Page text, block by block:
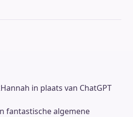
in plaats van ChatGPT
fantastische algemene